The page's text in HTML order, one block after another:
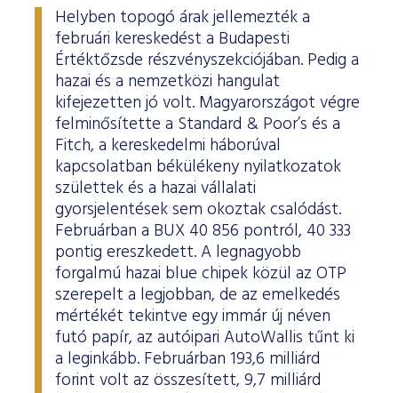
Helyben topogó árak jellemezték a
februári kereskedést a Budapesti
Értéktőzsde részvényszekciójában. Pedig a
hazai és a nemzetközi hangulat
kifejezetten jó volt. Magyarországot végre
felminősítette a Standard & Poor’s és a
Fitch, a kereskedelmi háborúval
kapcsolatban békülékeny nyilatkozatok
születtek és a hazai vállalati
gyorsjelentések sem okoztak csalódást.
Februárban a BUX 40 856 pontról, 40 333
pontig ereszkedett. A legnagyobb
forgalmú hazai blue chipek közül az OTP
szerepelt a legjobban, de az emelkedés
mértékét tekintve egy immár új néven
futó papír, az autóipari AutoWallis tűnt ki
a leginkább. Februárban 193,6 milliárd
forint volt az összesített, 9,7 milliárd